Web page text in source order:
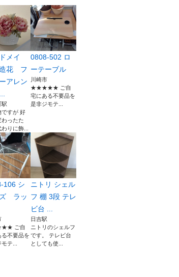
メイ
花 フ
アレン
駅
ですが 好
わったた
りに飾...
0808-502 ロ
ーテーブル
川崎市
★★★★★ ご自
宅にある不要品を
是非ジモテ...
106 シ
ラッ
ご自
る不要品を
テ...
ニトリ シェル
フ 棚 3段 テレ
ビ台 ...
日吉駅
ニトリのシェルフ
です。 テレビ台
としても使...